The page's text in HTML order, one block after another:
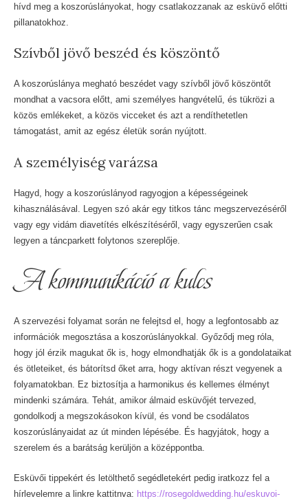
hívd meg a koszorúslányokat, hogy csatlakozzanak az esküvő előtti
pillanatokhoz.
Szívből jövő beszéd és köszöntő
A koszorúslánya megható beszédet vagy szívből jövő köszöntőt
mondhat a vacsora előtt, ami személyes hangvételű, és tükrözi a
közös emlékeket, a közös vicceket és azt a rendíthetetlen
támogatást, amit az egész életük során nyújtott.
A személyiség varázsa
Hagyd, hogy a koszorúslányod ragyogjon a képességeinek
kihasználásával. Legyen szó akár egy titkos tánc megszervezéséről
vagy egy vidám diavetítés elkészítéséről, vagy egyszerűen csak
legyen a táncparkett folytonos szereplője.
A kommunikáció a kulcs
A szervezési folyamat során ne felejtsd el, hogy a legfontosabb az
információk megosztása a koszorúslányokkal. Győződj meg róla,
hogy jól érzik magukat ők is, hogy elmondhatják ők is a gondolataikat
és ötleteiket, és bátorítsd őket arra, hogy aktívan részt vegyenek a
folyamatokban. Ez biztosítja a harmonikus és kellemes élményt
mindenki számára. Tehát, amikor álmaid esküvőjét tervezed,
gondolkodj a megszokásokon kívül, és vond be csodálatos
koszorúslányaidat az út minden lépésébe. És hagyjátok, hogy a
szerelem és a barátság kerüljön a középpontba.
Esküvői tippekért és letölthető segédletekért pedig iratkozz fel a
hírlevelemre a linkre kattitnva: https://rosegoldwedding.hu/eskuvoi-